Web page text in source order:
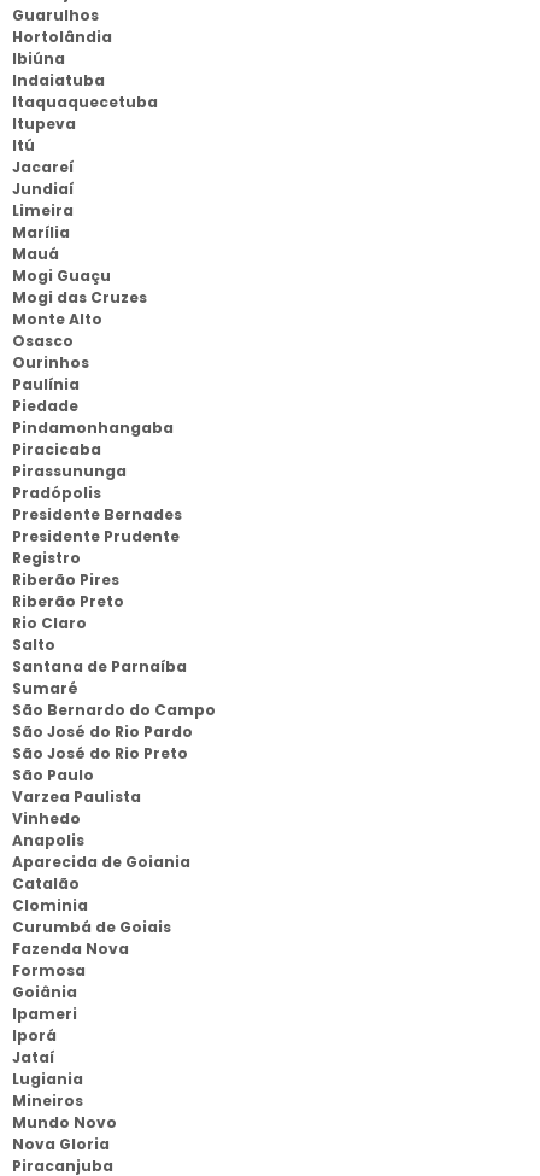
Guarulhos
Hortolândia
Ibiúna
Indaiatuba
Itaquaquecetuba
Itupeva
Itú
Jacareí
Jundiaí
Limeira
Marília
Mauá
Mogi Guaçu
Mogi das Cruzes
Monte Alto
Osasco
Ourinhos
Paulínia
Piedade
Pindamonhangaba
Piracicaba
Pirassununga
Pradópolis
Presidente Bernades
Presidente Prudente
Registro
Riberão Pires
Riberão Preto
Rio Claro
Salto
Santana de Parnaíba
Sumaré
São Bernardo do Campo
São José do Rio Pardo
São José do Rio Preto
São Paulo
Varzea Paulista
Vinhedo
Anapolis
Aparecida de Goiania
Catalão
Clominia
Curumbá de Goiais
Fazenda Nova
Formosa
Goiânia
Ipameri
Iporá
Jataí
Lugiania
Mineiros
Mundo Novo
Nova Gloria
Piracanjuba